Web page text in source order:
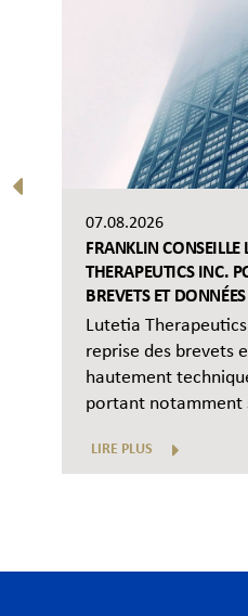
07.08.2026
FRANKLIN CONSEILLE
THERAPEUTICS INC.
BREVETS ET DONNÉES
Lutetia
reprise des brevets
hautement
portant notamment
LIRE PLUS